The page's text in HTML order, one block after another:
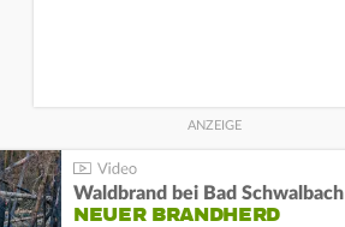
Waldbrand bei Bad Schwalbach
NEUER BRANDHERD